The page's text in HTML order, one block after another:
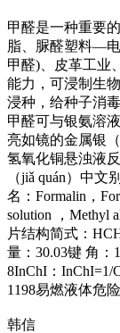
甲醛是一种重要
脂、脲醛塑料—
甲醛)、皮革工业
能力，可浸制生
浸种，给种子消
甲醛可与银氨溶
亮如镜的金属银
氢氧化铜悬浊液
（jiǎ quán）中
名：Formalin，
solution ，Methyl
片结构简式：
量：30.03键 角：
8InChI：InChI=1/
1198易燃液体危
韩信